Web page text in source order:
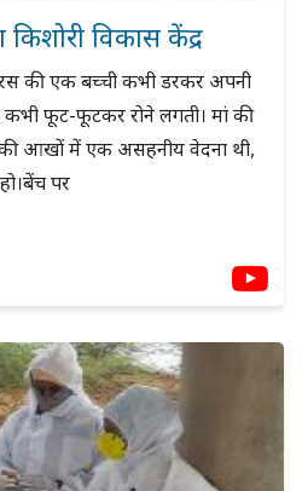
किशोरी विकास केंद्र
की एक बच्ची कभी डरकर अपनी
फूट-फूटकर रोने लगती। मां की
आखों में एक असहनीय वेदना थी,
पर